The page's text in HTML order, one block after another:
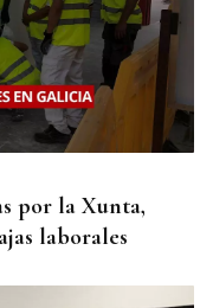
por la Xunta,
laborales